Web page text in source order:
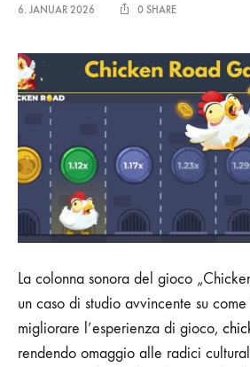
6. JANUAR 2026 0 SHARE
La colonna sonora del gioco
un caso di studio avvincente su
migliorare l’esperienza di gioco,
rendendo omaggio alle radici